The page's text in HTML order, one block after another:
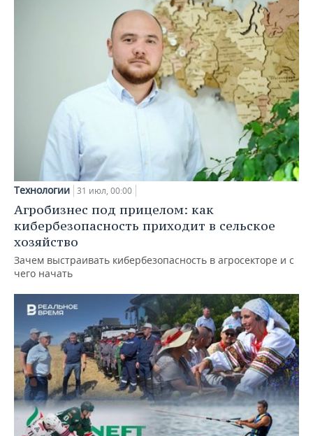
Технологии 31 июл, 00:00
Агробизнес под прицелом: как
кибербезопасность приходит в сельское
хозяйство
Зачем выстраивать кибербезопасность в агросекторе и с
чего начать